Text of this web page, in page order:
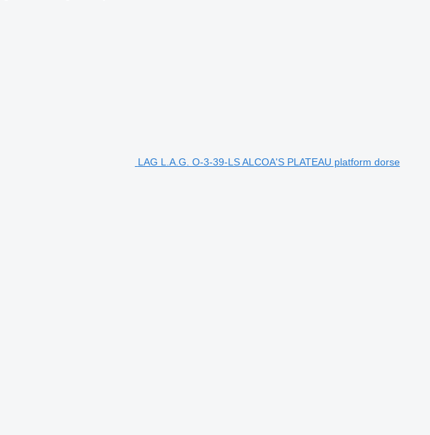
LAG L.A.G. O-3-39-LS ALCOA'S PLATEAU platform dorse